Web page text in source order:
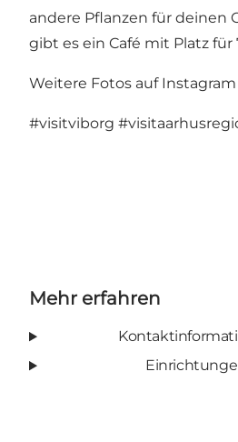
andere Pflanzen für deinen
gibt es ein Café mit Platz für
Weitere Fotos auf Instagram
#visitviborg
Mehr erfahren